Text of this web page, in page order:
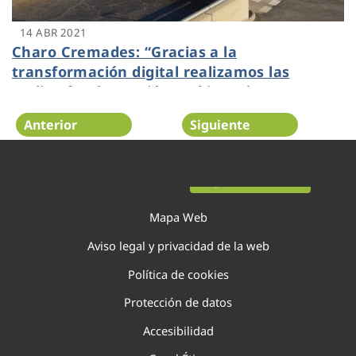
14 ABR 2021
Charo Cremades: “Gracias a la
transformación digital realizamos las
auditorías de gestión ambiental en remoto,
con videoconferencias y visitas virtuales a
instalaciones”
Anterior Siguiente
Mapa Web
Aviso legal y privacidad de la web
Política de cookies
Protección de datos
Accesibilidad